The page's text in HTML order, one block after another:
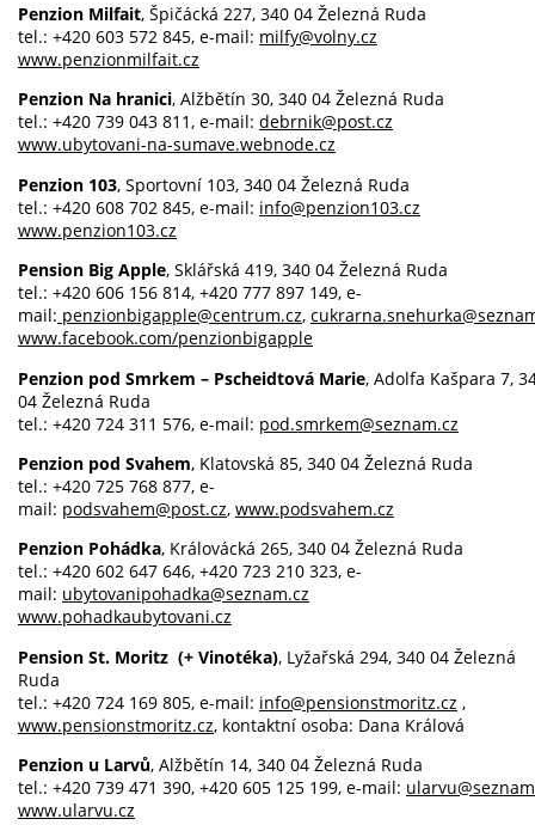
Penzion Milfait, Špičácká 227, 340 04 Železná Ruda
tel.: +420 603 572 845, e-mail: milfy@volny.cz
www.penzionmilfait.cz
Penzion Na hranici, Alžbětín 30, 340 04 Železná Ruda
tel.: +420 739 043 811, e-mail: debrnik@post.cz
www.ubytovani-na-sumave.webnode.cz
Penzion 103, Sportovní 103, 340 04 Železná Ruda
tel.: +420 608 702 845, e-mail: info@penzion103.cz
www.penzion103.cz
Pension Big Apple, Sklářská 419, 340 04 Železná Ruda
tel.: +420 606 156 814, +420 777 897 149, e-
mail: penzionbigapple@centrum.cz,
www.facebook.com/penzionbigapple
Penzion pod Smrkem – Pscheidtová Marie, Adolfa Kašpara 7,
04 Železná Ruda
tel.: +420 724 311 576, e-mail: pod.smrkem@seznam.cz
Penzion pod Svahem, Klatovská 85, 340 04 Železná Ruda
tel.: +420 725 768 877, e-
mail: podsvahem@post.cz, www.podsvahem.cz
Penzion Pohádka, Královácká 265, 340 04 Železná Ruda
tel.: +420 602 647 646, +420 723 210 323, e-
mail: ubytovanipohadka@seznam.cz
www.pohadkaubytovani.cz
Pension St. Moritz (+ Vinotéka), Lyžařská 294, 340 04 Železná
Ruda
tel.: +420 724 169 805, e-mail: info@pensionstmoritz.cz ,
www.pensionstmoritz.cz, kontaktní osoba: Dana Králová
Penzion u Larvů, Alžbětín 14, 340 04 Železná Ruda
tel.: +420 739 471 390, +420 605 125 199, e-mail:
www.ularvu.cz